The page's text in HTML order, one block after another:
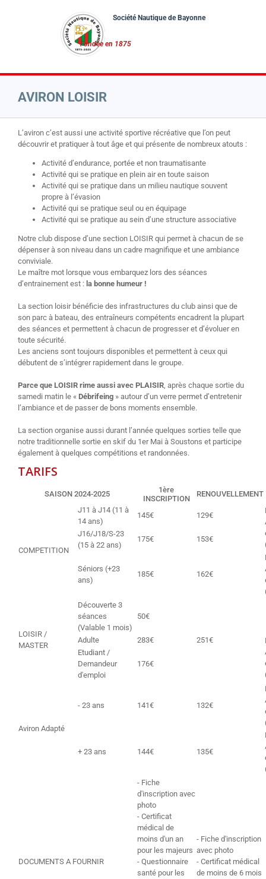
AVIRON LOISIR
L’aviron c’est aussi une activité sportive récréative que l’on peut
découvrir et pratiquer à tout âge et qui présente de nombreux atouts :
Activité d’endurance, portée et non traumatisante
Activité qui se pratique en plein air en toute saison
Activité qui se pratique dans un milieu nautique souvent
propre à l’évasion
Activité qui se pratique seul ou en équipage
Activité qui se pratique au sein d’une structure associative
Notre club dispose d’une section LOISIR qui permet à chacun de se
dépenser à son niveau dans un cadre magnifique et une ambiance
conviviale.
Le maître mot lorsque vous embarquez lors des séances
d’entrainement est : la bonne humeur !
La section loisir bénéficie des infrastructures du club ainsi que de
son parc à bateau, des entraîneurs compétents encadrent la plupart
des séances et permettent à chacun de progresser et d’évoluer en
toute sécurité.
Les anciens sont toujours disponibles et permettent à ceux qui
débutent de s’intégrer rapidement dans le groupe.
Parce que LOISIR rime aussi avec PLAISIR, après chaque sortie du
samedi matin le « Débrifeing » autour d’un verre permet d’entretenir
l’ambiance et de passer de bons moments ensemble.
La section organise aussi durant l’année quelques sorties telle que
notre traditionnelle sortie en skif du 1er Mai à Soustons et participe
également à quelques compétitions et randonnées.
TARIFS
SAISON 2024-2025
1ère
INSCRIPTION
RENOUVELLEMENT
COMPETITION
J11 à J14 (11 à
14 ans)
145€ 129€
J16/J18/S-23
(15 à 22 ans)
175€ 153€
Séniors (+23
ans)
185€ 162€
LOISIR /
MASTER
Découverte 3
séances
(Valable 1 mois)
50€
Adulte 283€ 251€
Etudiant /
Demandeur
d'emploi
176€
Aviron Adapté
- 23 ans 141€ 132€
+ 23 ans 144€ 135€
DOCUMENTS A FOURNIR
- Fiche
d'inscription avec
photo
- Certificat
médical de
moins d'un an
pour les majeurs
- Questionnaire
santé pour les
- Fiche d'inscription
avec photo
- Certificat médical
de moins de 6 mois